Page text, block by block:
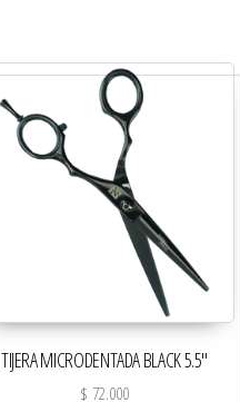
TIJERA MICRODENTADA BLACK 5.5″
$ 72.000